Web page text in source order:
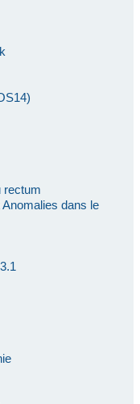
rectum
dans le